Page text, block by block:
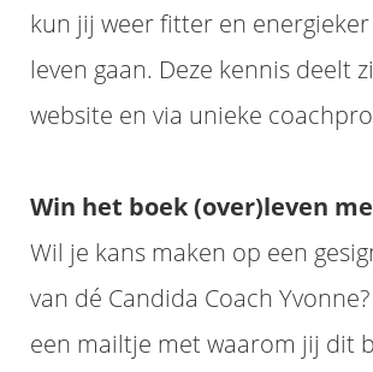
kun jij weer fitter en
leven gaan. Deze kennis deelt
website en via unieke
Win het boek (over)leven
Wil je kans maken op een
van dé Candida Coach
een mailtje met waarom jij dit